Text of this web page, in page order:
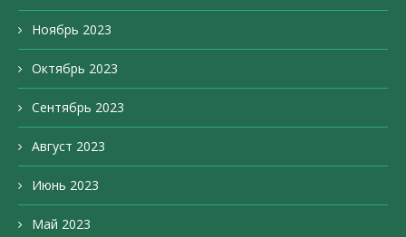
Ноябрь 2023
Октябрь 2023
Сентябрь 2023
Август 2023
Июнь 2023
Май 2023